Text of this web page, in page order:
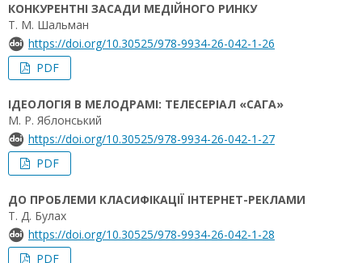
КОНКУРЕНТНІ ЗАСАДИ МЕДІЙНОГО РИНКУ
Т. М. Шальман
https://doi.org/10.30525/978-9934-26-042-1-26
PDF
ІДЕОЛОГІЯ В МЕЛОДРАМІ: ТЕЛЕСЕРІАЛ «САГА»
М. Р. Яблонський
https://doi.org/10.30525/978-9934-26-042-1-27
PDF
ДО ПРОБЛЕМИ КЛАСИФІКАЦІЇ ІНТЕРНЕТ-РЕКЛАМИ
Т. Д. Булах
https://doi.org/10.30525/978-9934-26-042-1-28
PDF